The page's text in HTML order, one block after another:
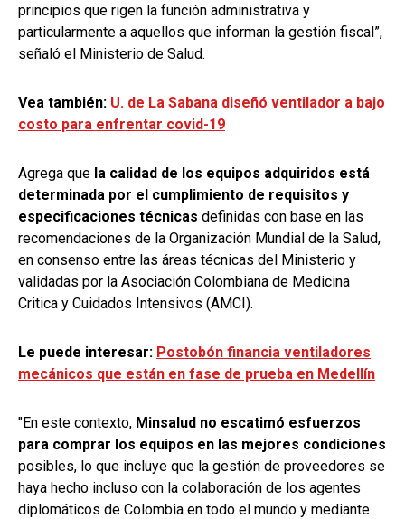
principios que rigen la función administrativa y
particularmente a aquellos que informan la gestión fiscal”,
señaló el Ministerio de Salud.
Vea también: U. de La Sabana diseñó ventilador a bajo
costo para enfrentar covid-19
Agrega que la calidad de los equipos adquiridos está
determinada por el cumplimiento de requisitos y
especificaciones técnicas definidas con base en las
recomendaciones de la Organización Mundial de la Salud,
en consenso entre las áreas técnicas del Ministerio y
validadas por la Asociación Colombiana de Medicina
Critica y Cuidados Intensivos (AMCI).
Le puede interesar: Postobón financia ventiladores
mecánicos que están en fase de prueba en Medellín
"En este contexto, Minsalud no escatimó esfuerzos
para comprar los equipos en las mejores condiciones
posibles, lo que incluye que la gestión de proveedores se
haya hecho incluso con la colaboración de los agentes
diplomáticos de Colombia en todo el mundo y mediante